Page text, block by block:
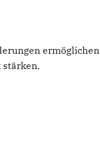
ermöglichen